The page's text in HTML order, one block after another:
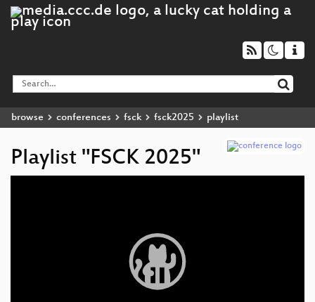
browse conferences fsck fsck2025 playlist
Playlist "FSCK 2025"